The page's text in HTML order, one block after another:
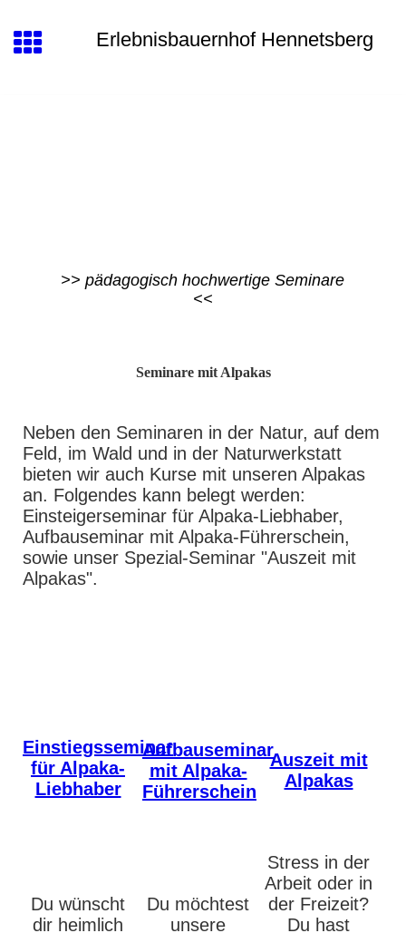
Erlebnisbauernhof Hennetsberg
>> pädagogisch hochwertige Seminare
<<
Seminare mit Alpakas
Neben den Seminaren in der Natur, auf dem
Feld, im Wald und in der Naturwerkstatt
bieten wir auch Kurse mit unseren Alpakas
an. Folgendes kann belegt werden:
Einsteigerseminar für Alpaka-Liebhaber,
Aufbauseminar mit Alpaka-Führerschein,
sowie unser Spezial-Seminar "Auszeit mit
Alpakas".
Einstiegsseminar
für Alpaka-
Liebhaber
Aufbauseminar
mit Alpaka-
Führerschein
Auszeit mit
Alpakas
Du wünscht
dir heimlich
Du möchtest
unsere
Stress in der
Arbeit oder in
der Freizeit?
Du hast